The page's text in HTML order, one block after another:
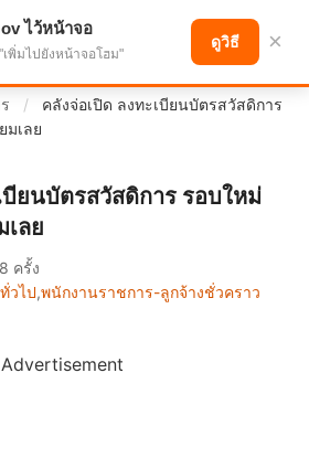
นาคตที่ก้าวหน้า
/
คลังจ่อเปิด ลงทะเบียนบัตรสวัสดิการ
มเลย
บียนบัตรสวัสดิการ รอบใหม่
ลย
ครั้ง
วไป,พนักงานราชการ-ลูกจ้างชั่วคราว
Advertisement
ไว้หน้าจอ
พิ่มไปยังหน้าจอโฮม"
ดูวิธี ×